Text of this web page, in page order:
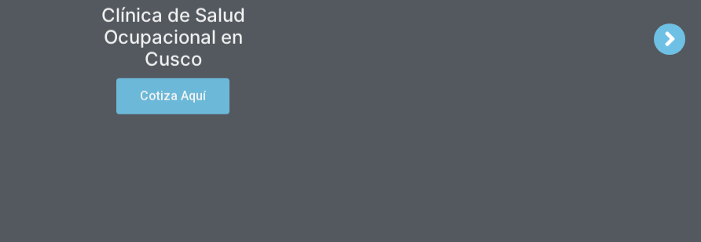
Clínica de Salud
Ocupacional en
Cusco
Cotiza Aquí